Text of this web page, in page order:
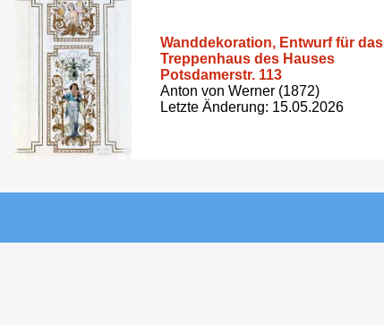
Wanddekoration, Entwurf für das
Treppenhaus des Hauses
Potsdamerstr. 113
Anton von Werner (1872)
Letzte Änderung: 15.05.2026